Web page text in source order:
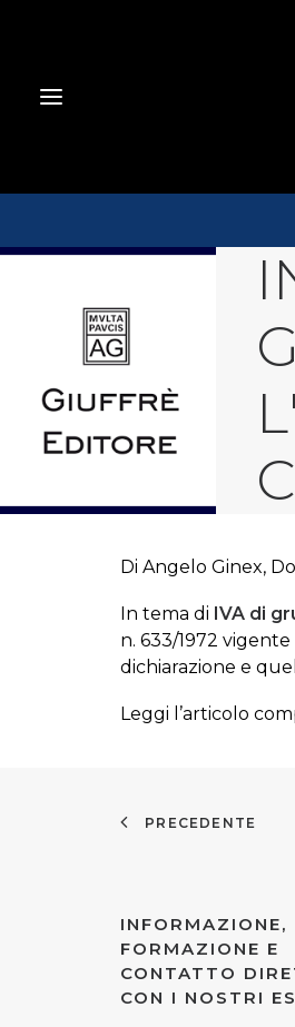
Di Angelo Ginex,
In tema di IVA di
n. 633/1972
dichiarazione e
Leggi l’articolo
PRECEDENTE
INFORMAZIONE,
FORMAZIONE E
CONTATTO
CON I NOSTRI